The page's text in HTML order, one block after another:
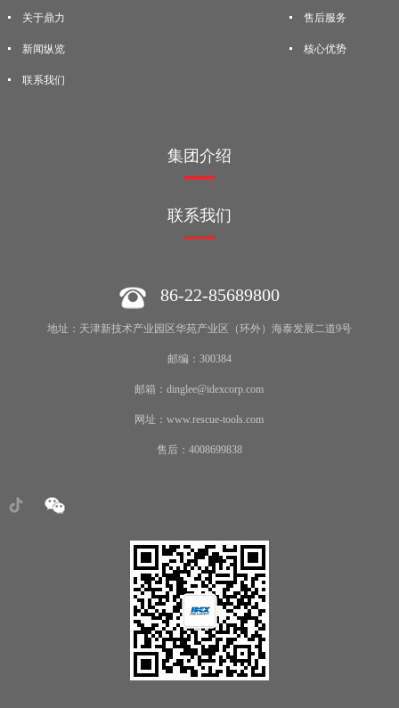
关于鼎力
新闻纵览
联系我们
售后服务
核心优势
集团介绍
联系我们
86-22-85689800
地址：天津新技术产业园区华苑产业区（环外）海泰发展二道9号
邮编：300384
邮箱：dinglee@idexcorp.com
网址：www.rescue-tools.com
售后：4008699838